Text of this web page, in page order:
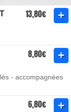
13,80€
8,80€
- accompagnées
6,80€